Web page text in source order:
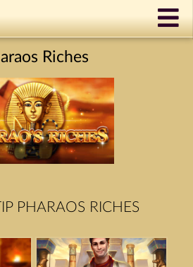
Riches
PHARAOS RICHES